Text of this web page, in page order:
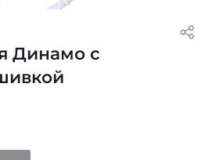
Динамо с